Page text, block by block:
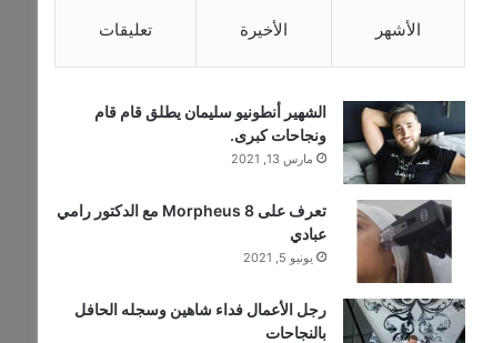
الأشهر الأخيرة تعليقات
الشهير أنطونيو سليمان يطلق قام قام
ونجاحات كبرى.
مارس 13, 2021
تعرف على Morpheus 8 مع الدكتور رامي
عبادي
يونيو 5, 2021
رجل الأعمال فداء شاهين وسجله الحافل
بالنجاحات